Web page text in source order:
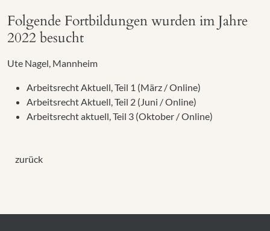
Folgende Fortbildungen wurden im Jahre
2022 besucht
Ute Nagel, Mannheim
Arbeitsrecht Aktuell, Teil 1 (März / Online)
Arbeitsrecht Aktuell, Teil 2 (Juni / Online)
Arbeitsrecht aktuell, Teil 3 (Oktober / Online)
zurück